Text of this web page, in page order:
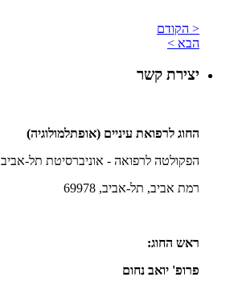
< הקודם
הבא >
יצירת קשר
החוג לרפואת עיניים (אופתלמולוגיה)
הפקולטה לרפואה - אוניברסיטת תל-אביב
רמת אביב, תל-אביב, 69978
ראש החוג:
פרופ' יואב נחום